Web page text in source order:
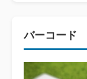
バーコード